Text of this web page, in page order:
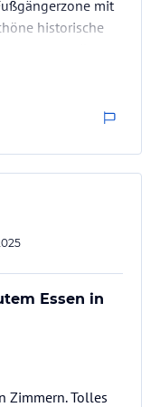
mit
historische
Essen in
Zimmern. Tolles